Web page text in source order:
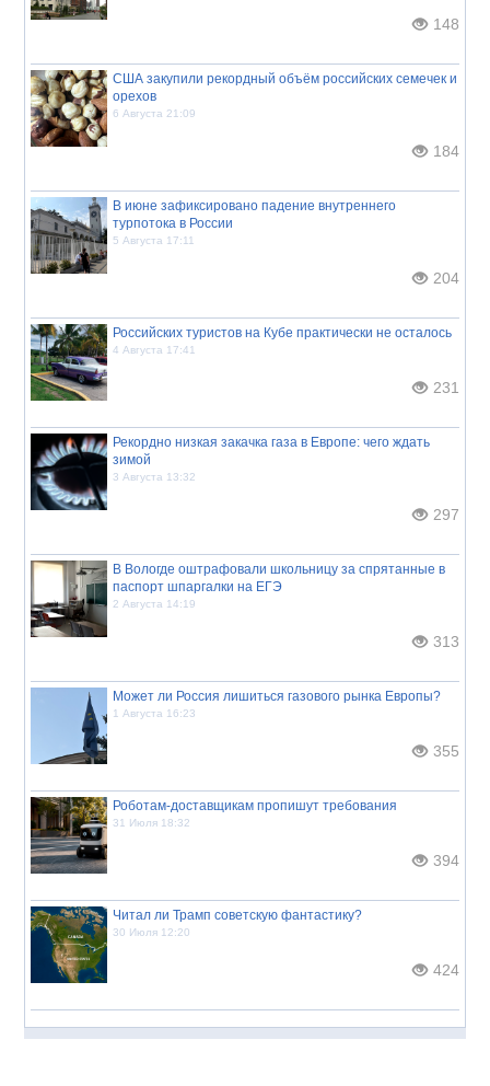
148
США закупили рекордный объём российских семечек и
орехов
6 Августа 21:09
184
В июне зафиксировано падение внутреннего
турпотока в России
5 Августа 17:11
204
Российских туристов на Кубе практически не осталось
4 Августа 17:41
231
Рекордно низкая закачка газа в Европе: чего ждать
зимой
3 Августа 13:32
297
В Вологде оштрафовали школьницу за спрятанные в
паспорт шпаргалки на ЕГЭ
2 Августа 14:19
313
Может ли Россия лишиться газового рынка Европы?
1 Августа 16:23
355
Роботам-доставщикам пропишут требования
31 Июля 18:32
394
Читал ли Трамп советскую фантастику?
30 Июля 12:20
424